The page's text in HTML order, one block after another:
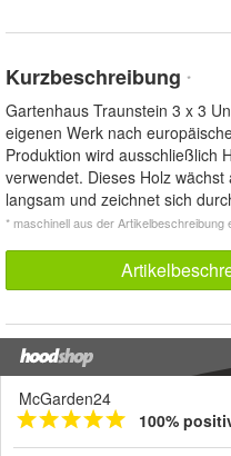
Kurzbeschreibung *
Gartenhaus Traunstein 3 x 3
eigenen Werk nach
Produktion wird ausschließlich
verwendet. Dieses Holz
langsam und zeichnet sich
* maschinell aus der Artikelbeschreibung
McGarden24
100%